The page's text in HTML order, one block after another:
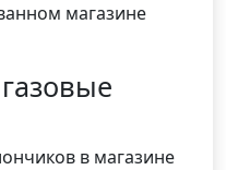
магазине
в магазине